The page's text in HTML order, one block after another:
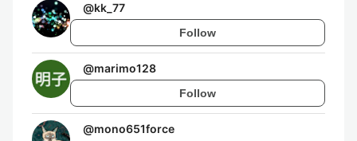
@kk_77
Follow
@marimo128
Follow
@mono651force